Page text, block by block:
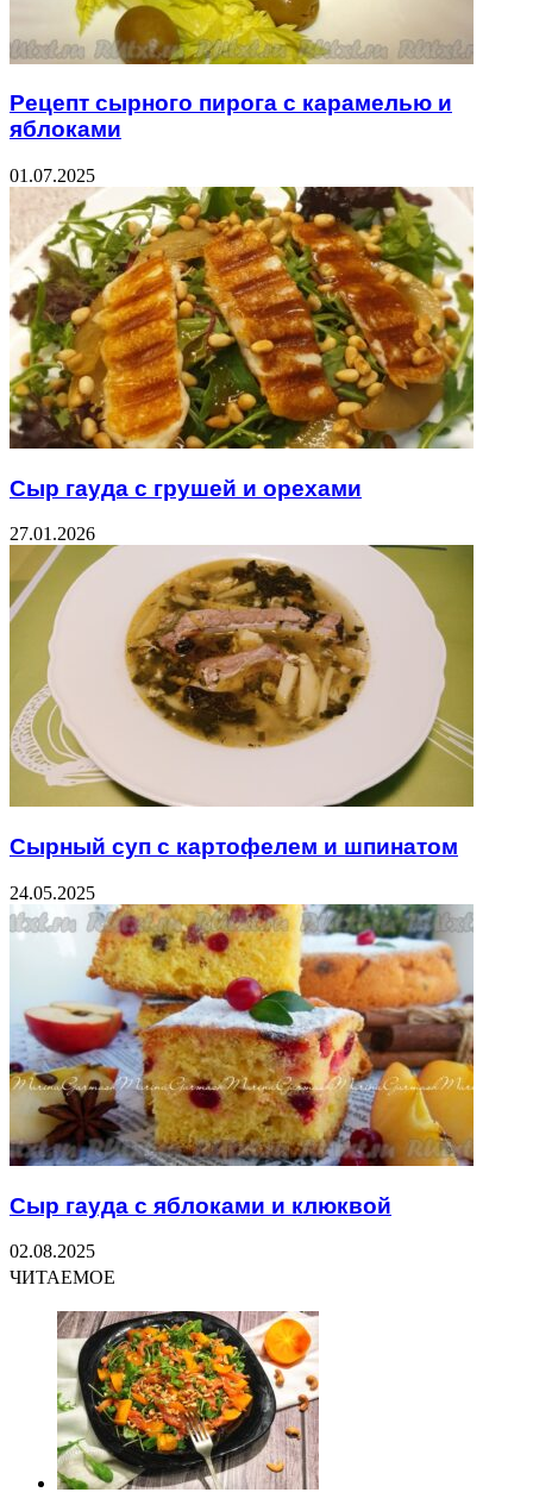
Рецепт сырного пирога с карамелью и
яблоками
01.07.2025
Сыр гауда с грушей и орехами
27.01.2026
Сырный суп с картофелем и шпинатом
24.05.2025
Сыр гауда с яблоками и клюквой
02.08.2025
ЧИТАЕМОЕ